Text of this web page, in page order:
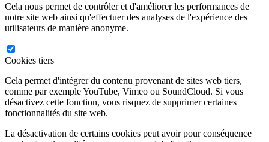
Cela nous permet de contrôler et d'améliorer les performances de
notre site web ainsi qu'effectuer des analyses de l'expérience des
utilisateurs de manière anonyme.
Cookies tiers
Cela permet d'intégrer du contenu provenant de sites web tiers,
comme par exemple YouTube, Vimeo ou SoundCloud. Si vous
désactivez cette fonction, vous risquez de supprimer certaines
fonctionnalités du site web.
La désactivation de certains cookies peut avoir pour conséquence